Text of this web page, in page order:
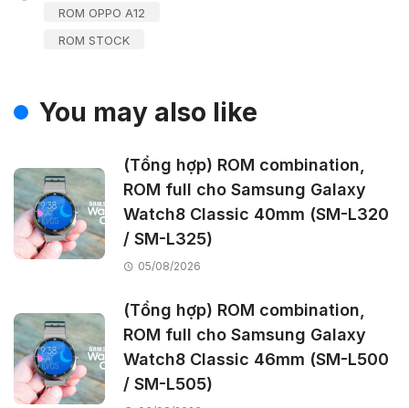
ROM OPPO A12
ROM STOCK
You may also like
(Tổng hợp) ROM combination,
ROM full cho Samsung Galaxy
Watch8 Classic 40mm (SM-L320
/ SM-L325)
05/08/2026
(Tổng hợp) ROM combination,
ROM full cho Samsung Galaxy
Watch8 Classic 46mm (SM-L500
/ SM-L505)